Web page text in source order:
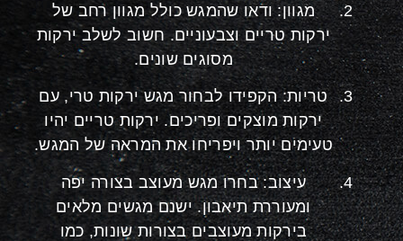
מגוון: ודאו שהמגש כולל מגוון רחב של
ירקות טריים וצבעוניים. חשוב לשלב ירקות
מסוגים שונים.
טריות: הקפידו לבחור מגש ירקות טרי, עם
ירקות מוצקים ופריכים. ירקות טריים יהיו
טעימים יותר ויפריחו את המראה של המגש.
עיצוב: בחרו מגש מעוצב בצורה יפה
ומעוררת תיאבון. ישנם מגשים מלאים
בירקות מעוצבים בצורות שונות, כמו